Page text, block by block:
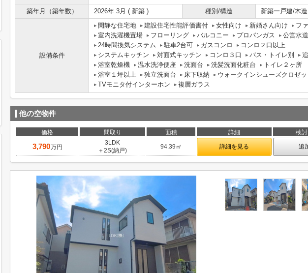
築年月（築年数）
2026年 3月 ( 新築 ) 種別/構造 新築一戸建/木造
設備条件
閑静な住宅地 建設住宅性能評価書付 女性向け 新婚さん向け
フ
室内洗濯機置場
フローリング バルコニー プロパンガス 公営水道
24時間換気システム
駐車2台可 ガスコンロ
コンロ２口以上
システムキッチン
対面式キッチン コンロ３口 バス・トイレ別
浴室乾燥機
温水洗浄便座 洗面台 洗髪洗面化粧台
トイレ２ヶ所
浴室１坪以上
独立洗面台 床下収納
ウォークインシューズクロゼッ
TVモニタ付インターホン
複層ガラス
他の空物件
価格 間取り 面積 詳細 検
3,790万円
3LDK
＋2S(納戸)
94.39㎡ 詳細を見る 追